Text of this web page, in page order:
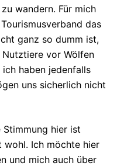
wandern. Für mich
das
ganz so dumm ist,
vor Wölfen
haben jedenfalls
uns sicherlich nicht
Stimmung hier ist
wohl. Ich möchte hier
und mich auch über